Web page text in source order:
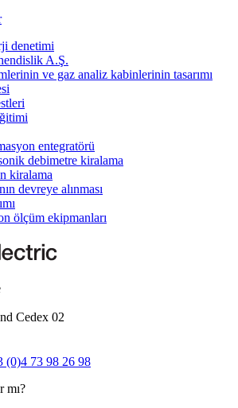
denetimi
A.Ş.
ve gaz analiz kabinlerinin tasarımı
entegratörü
debimetre kiralama
kiralama
devreye alınması
ölçüm ekipmanları
Cedex 02
(0)4 73 98 26 98
mı?